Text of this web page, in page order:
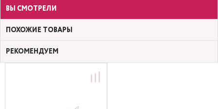
ВЫ СМОТРЕЛИ
ПОХОЖИЕ ТОВАРЫ
РЕКОМЕНДУЕМ